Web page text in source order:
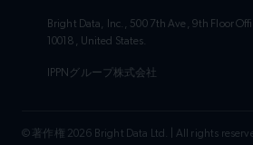
Bright Data, Inc., 500 7th Ave, 9th Floor
10018, United States.
IPPNグループ株式会社
© 著作権 2026 Bright Data Ltd. | All rights